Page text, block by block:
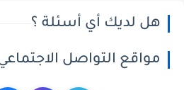
هل لديك أي أسئلة ؟
مواقع التواصل الاجتماعي